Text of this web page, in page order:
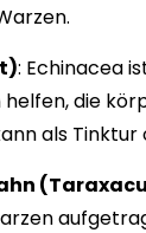
: Echinacea
die
als